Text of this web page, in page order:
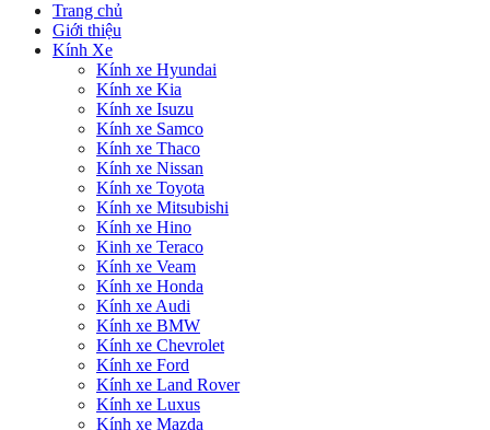
Trang chủ
Giới thiệu
Kính Xe
Kính xe Hyundai
Kính xe Kia
Kính xe Isuzu
Kính xe Samco
Kính xe Thaco
Kính xe Nissan
Kính xe Toyota
Kính xe Mitsubishi
Kính xe Hino
Kinh xe Teraco
Kính xe Veam
Kính xe Honda
Kính xe Audi
Kính xe BMW
Kính xe Chevrolet
Kính xe Ford
Kính xe Land Rover
Kính xe Luxus
Kính xe Mazda